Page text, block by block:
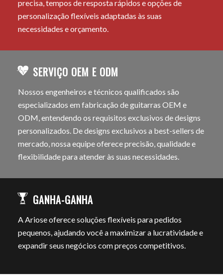
precisa, tempos de resposta rápidos e opções de
personalização flexíveis adaptadas às suas
necessidades e orçamento.
SERVIÇO OEM E ODM
Nossos engenheiros e técnicos qualificados são
especializados em fabricação de guitarras OEM e
ODM, entendendo os requisitos exclusivos de designs
personalizados. De designs exclusivos a best-sellers de
mercado, nossa equipe oferece precisão, qualidade e
flexibilidade para atender às suas necessidades.
GANHA-GANHA
A Ariose oferece soluções flexíveis para pedidos
pequenos, ajudando você a maximizar a lucratividade e
expandir seus negócios com preços competitivos.